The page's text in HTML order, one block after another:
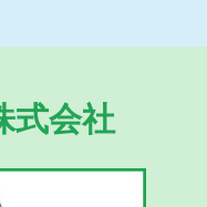
式会社